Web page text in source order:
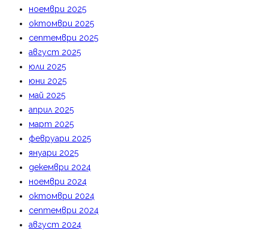
ноември 2025
октомври 2025
септември 2025
август 2025
юли 2025
юни 2025
май 2025
април 2025
март 2025
февруари 2025
януари 2025
декември 2024
ноември 2024
октомври 2024
септември 2024
август 2024